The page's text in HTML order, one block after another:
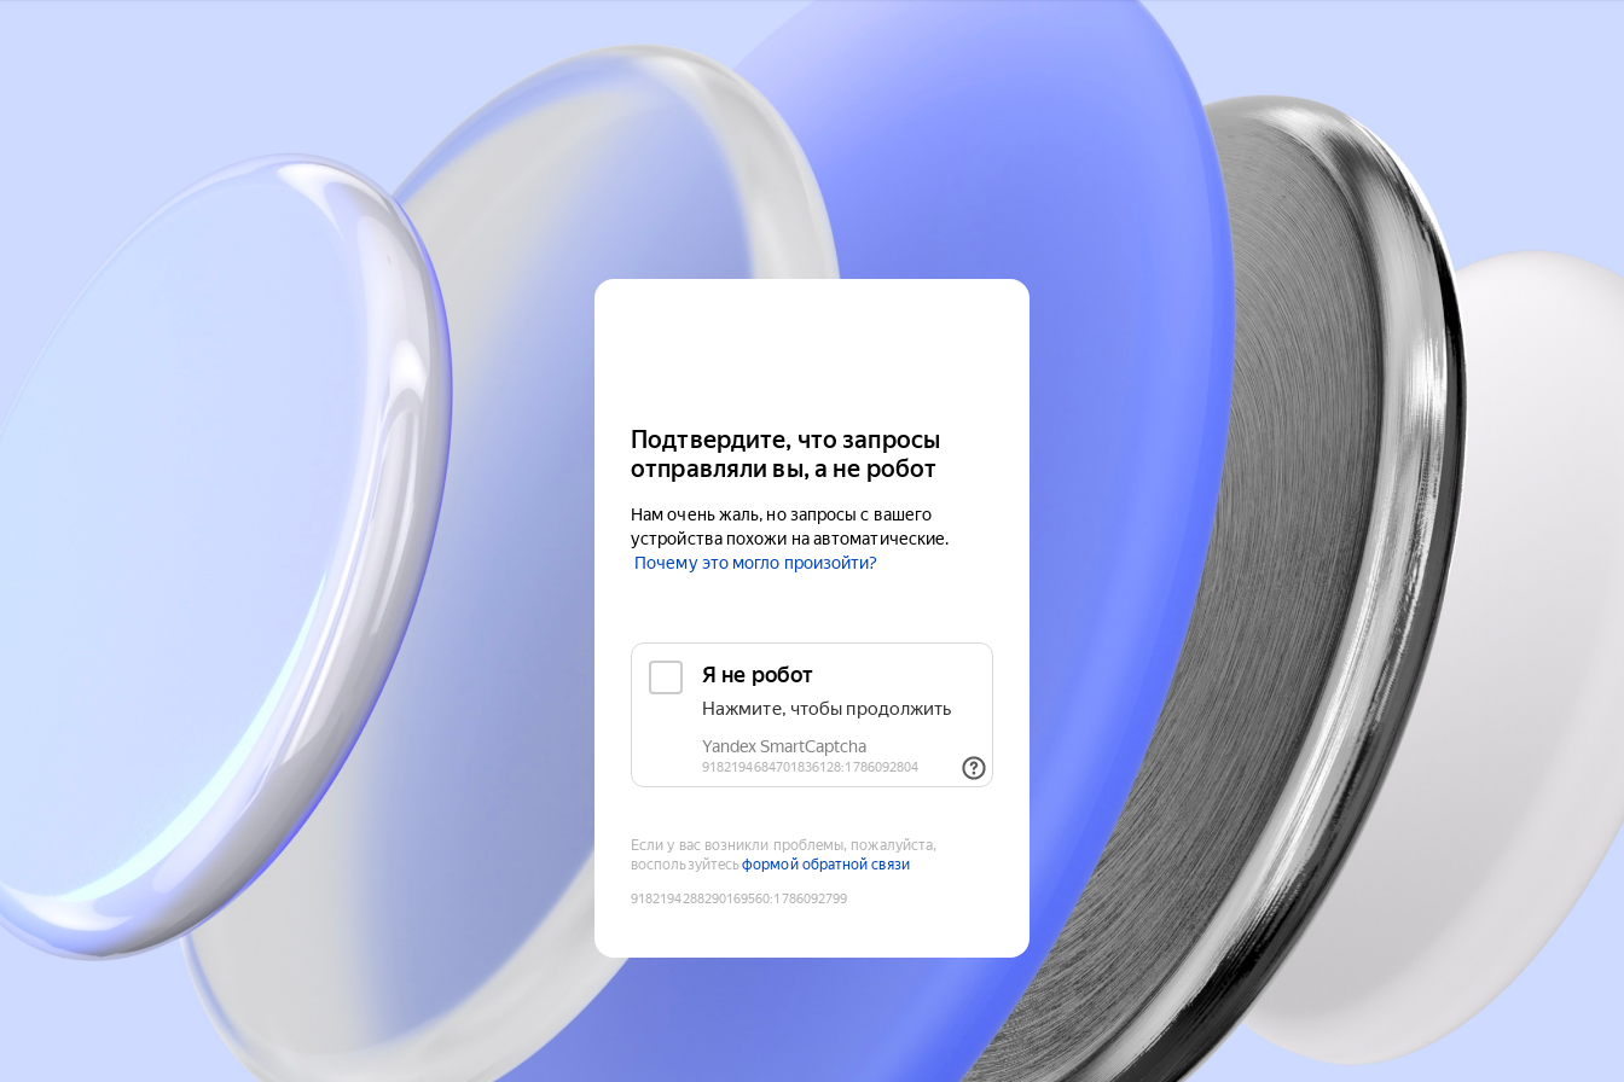
Подтвердите, что запросы
отправляли вы, а не робот
Нам очень жаль, но запросы с вашего
устройства похожи на автоматические.
Почему это могло произойти?
Если у вас возникли проблемы, пожалуйста,
воспользуйтесьформой обратной связи
9182194288290169560:1786092799